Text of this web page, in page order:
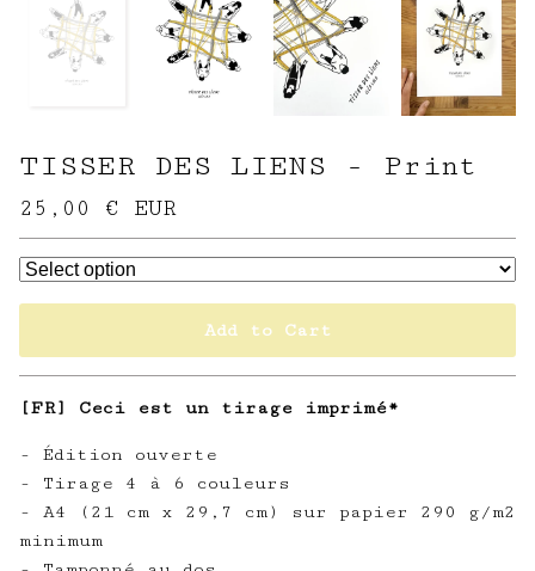
TISSER DES LIENS - Print
25,00 € EUR
Add to Cart
[FR] Ceci est un tirage imprimé*
- Édition ouverte
- Tirage 4 à 6 couleurs
- A4 (21 cm x 29,7 cm) sur papier 290 g/m2
minimum